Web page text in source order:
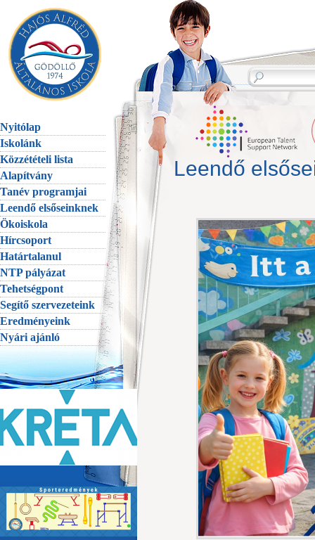
Nyitólap
Iskolánk
Közzétételi lista
Alapítvány
Tanév programjai
Leendő elsőseinknek
Ökoiskola
Hírcsoport
Határtalanul
NTP pályázat
Tehetségpont
Segítő szervezeteink
Eredményeink
Nyári ajánló
Leendő